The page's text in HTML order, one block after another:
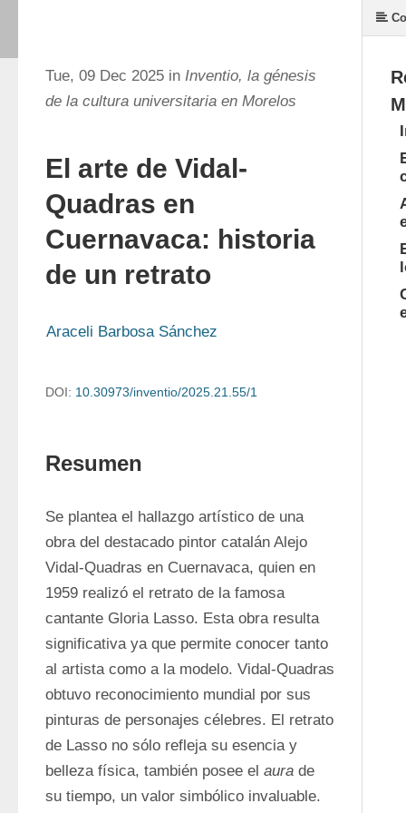
Tue, 09 Dec 2025 in Inventio, la génesis
de la cultura universitaria en Morelos
El arte de Vidal-
Quadras en
Cuernavaca: historia
de un retrato
Araceli Barbosa Sánchez
DOI: 10.30973/inventio/2025.21.55/1
Resumen
Se plantea el hallazgo artístico de una
obra del destacado pintor catalán Alejo
Vidal-Quadras en Cuernavaca, quien en
1959 realizó el retrato de la famosa
cantante Gloria Lasso. Esta obra resulta
significativa ya que permite conocer tanto
al artista como a la modelo. Vidal-Quadras
obtuvo reconocimiento mundial por sus
pinturas de personajes célebres. El retrato
de Lasso no sólo refleja su esencia y
belleza física, también posee el aura de
su tiempo, un valor simbólico invaluable.